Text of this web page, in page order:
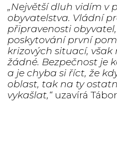
„Největší dluh vidím v
obyvatelstva. Vládní
připravenosti
poskytování první
krizových situací,
žádné. Bezpečnost je
a je chyba si říct, že
oblast, tak na ty
vykašlat,“ uzavírá